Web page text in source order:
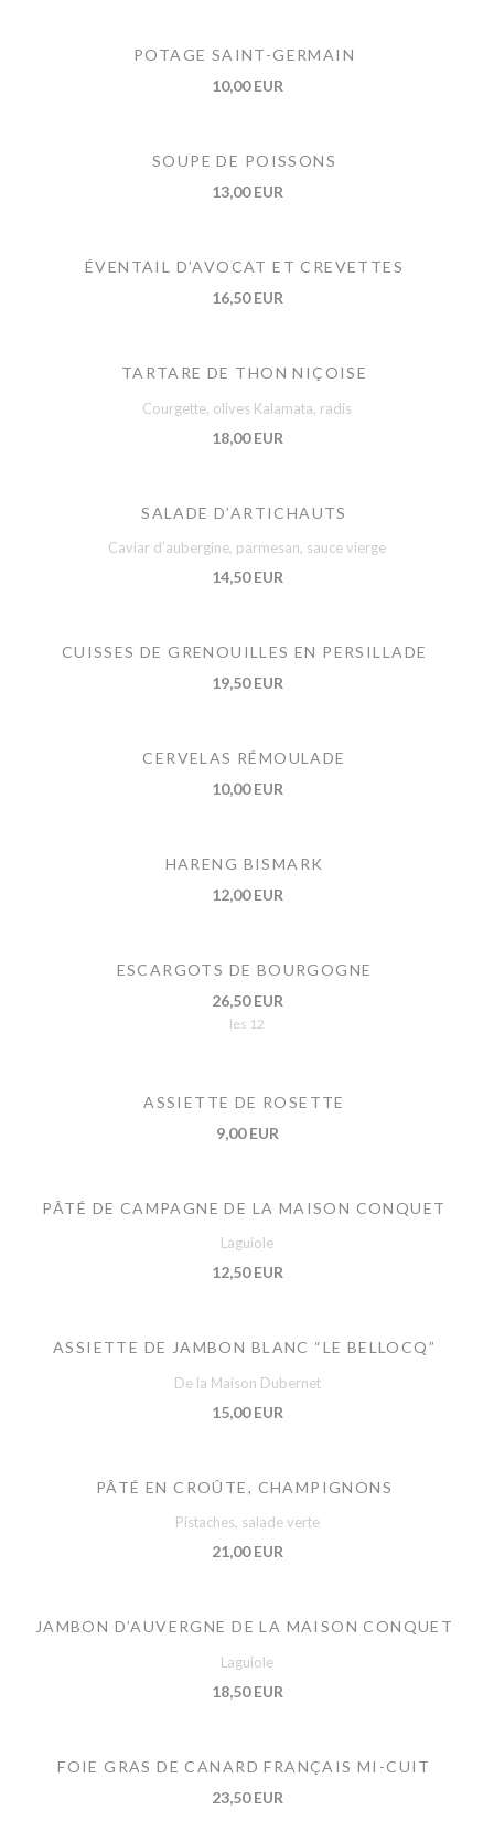
POTAGE SAINT-GERMAIN
10,00 EUR
SOUPE DE POISSONS
13,00 EUR
ÉVENTAIL D’AVOCAT ET CREVETTES
16,50 EUR
TARTARE DE THON NIÇOISE
Courgette, olives Kalamata, radis
18,00 EUR
SALADE D’ARTICHAUTS
Caviar d’aubergine, parmesan, sauce vierge
14,50 EUR
CUISSES DE GRENOUILLES EN PERSILLADE
19,50 EUR
CERVELAS RÉMOULADE
10,00 EUR
HARENG BISMARK
12,00 EUR
ESCARGOTS DE BOURGOGNE
26,50 EUR
les 12
ASSIETTE DE ROSETTE
9,00 EUR
PÂTÉ DE CAMPAGNE DE LA MAISON CONQUET
Laguiole
12,50 EUR
ASSIETTE DE JAMBON BLANC “LE BELLOCQ”
De la Maison Dubernet
15,00 EUR
PÂTÉ EN CROÛTE, CHAMPIGNONS
Pistaches, salade verte
21,00 EUR
JAMBON D’AUVERGNE DE LA MAISON CONQUET
Laguiole
18,50 EUR
FOIE GRAS DE CANARD FRANÇAIS MI-CUIT
23,50 EUR